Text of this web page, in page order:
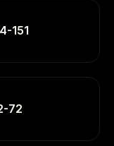
151
72